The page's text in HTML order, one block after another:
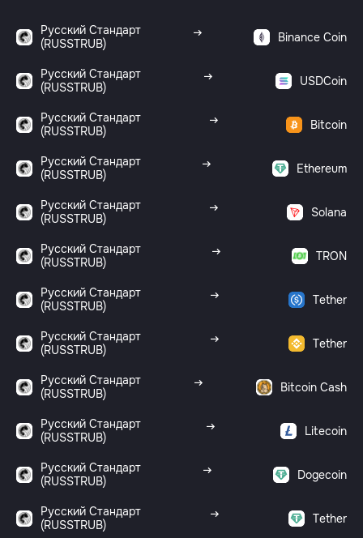
Русский Стандарт
(RUSSTRUB)
Binance Coin
Русский Стандарт
(RUSSTRUB)
USDCoin
Русский Стандарт
(RUSSTRUB)
Bitcoin
Русский Стандарт
(RUSSTRUB)
Ethereum
Русский Стандарт
(RUSSTRUB)
Solana
Русский Стандарт
(RUSSTRUB)
TRON
Русский Стандарт
(RUSSTRUB)
Tether
Русский Стандарт
(RUSSTRUB)
Tether
Русский Стандарт
(RUSSTRUB)
Bitcoin Cash
Русский Стандарт
(RUSSTRUB)
Litecoin
Русский Стандарт
(RUSSTRUB)
Dogecoin
Русский Стандарт
(RUSSTRUB)
Tether